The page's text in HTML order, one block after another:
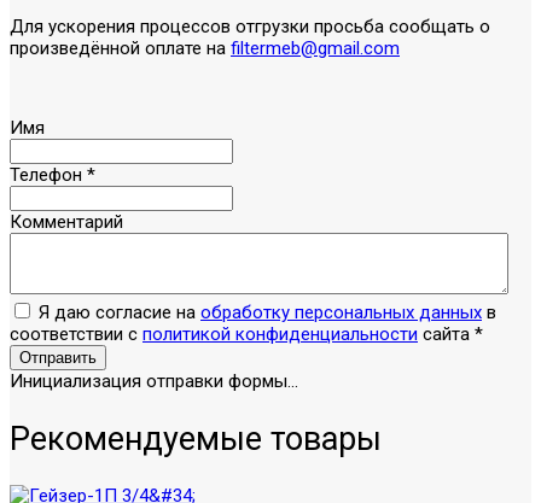
Для ускорения процессов отгрузки просьба сообщать о
произведённой оплате на filtermeb@gmail.com
Имя
Телефон *
Комментарий
Я даю согласие на обработку персональных данных в
соответствии с политикой конфиденциальности сайта *
Отправить
Инициализация отправки формы...
Рекомендуемые товары